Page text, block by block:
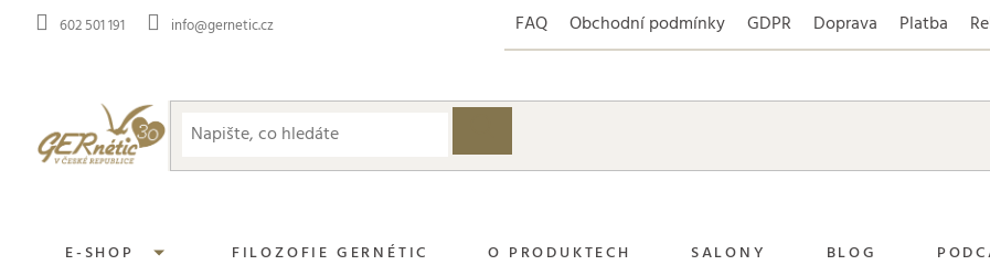
Přejít
602 501 191 info@gernetic.cz FAQ Obchodní podmínky GDPR Doprava Platba
E-SHOP FILOZOFIE GERNÉTIC O PRODUKTECH SALONY BLOG